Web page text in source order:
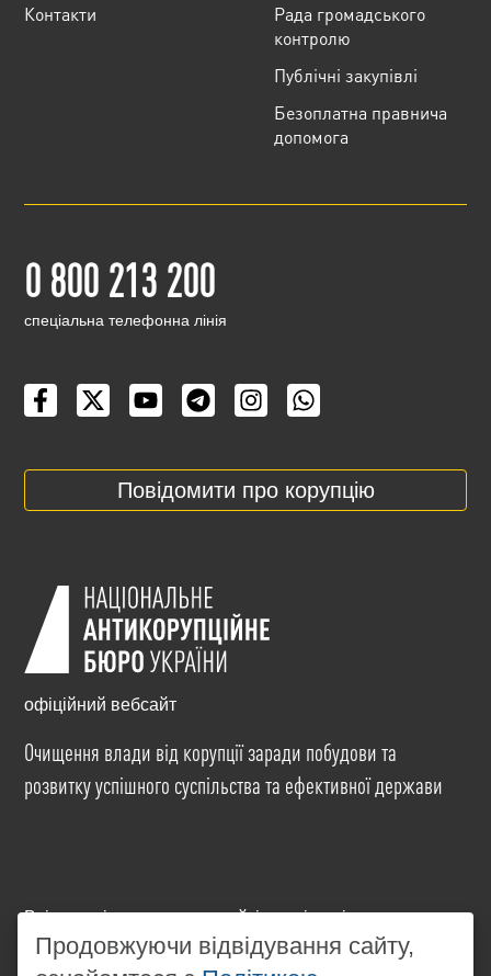
Контакти
Рада громадського
контролю
Публічні закупівлі
Безоплатна правнича
допомога
0 800 213 200
cпеціальна телефонна лінія
Повідомити про корупцію
офіційний вебсайт
Очищення влади від корупції заради побудови та
розвитку успішного суспільства та ефективної держави
Всі матеріали на цьому сайті розміщені на умовах
ліцензіїCreative Commons Attribution-NonCommercial-
NoDerivatives 4.0 International. Використання будь-
Продовжуючи відвідування сайту,